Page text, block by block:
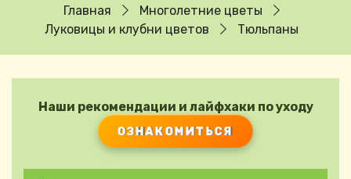
Строка навигации
Главная
Многолетние цветы
Луковицы и клубни цветов
Тюльпаны
Наши рекомендации и лайфхаки по уходу
ОЗНАКОМИТЬСЯ